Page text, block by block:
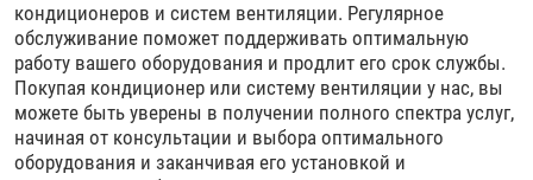
кондиционеров и систем вентиляции. Регулярное
обслуживание поможет поддерживать оптимальную
работу вашего оборудования и продлит его срок службы.
Покупая кондиционер или систему вентиляции у нас, вы
можете быть уверены в получении полного спектра услуг,
начиная от консультации и выбора оптимального
оборудования и заканчивая его установкой и